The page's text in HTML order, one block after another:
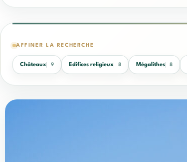
AFFINER LA RECHERCHE
Châteaux 9 Edifices religieux 8 Mégalithes 8